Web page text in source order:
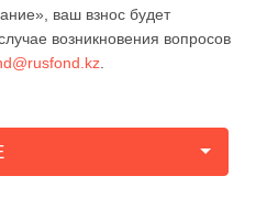
ваш взнос будет
возникновения вопросов